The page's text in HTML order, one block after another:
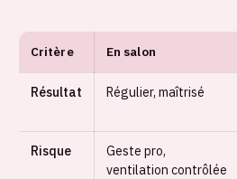
Critère En salon
Résultat Régulier, maîtrisé
Risque
Geste pro,
ventilation contrôlée